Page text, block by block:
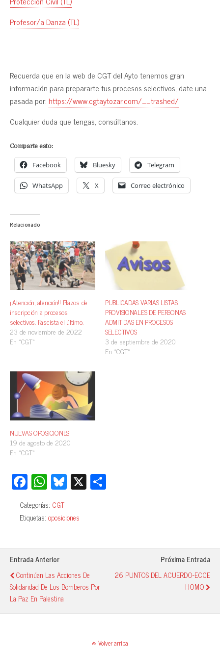
Profesor/a Danza (TL)
Recuerda que en la web de CGT del Ayto tenemos gran
información para prepararte tus procesos selectivos, date una
pasada por: https://www.cgtaytozar.com/__trashed/
Cualquier duda que tengas, consúltanos.
Comparte esto:
Facebook Bluesky Telegram
WhatsApp X Correo electrónico
Relacionado
¡¡Atención, atención!! Plazos de
inscripción a procesos
selectivos. Fascista el último.
23 de noviembre de 2022
En «CGT»
PUBLICADAS VARIAS LISTAS
PROVISIONALES DE PERSONAS
ADMITIDAS EN PROCESOS
SELECTIVOS
3 de septiembre de 2020
En «CGT»
NUEVAS OPOSICIONES
19 de agosto de 2020
En «CGT»
Fa
ce
bo
ok
W
ha
ts
A
pp
Bl
ue
sk
y
X
rti
Categorías: CGT
Etiquetas: oposiciones
Entrada Anterior
Continúan Las Acciones De
Solidaridad De Los Bomberos Por
La Paz En Palestina
Próxima Entrada
26 PUNTOS DEL ACUERDO-ECCE
HOMO
Volver arriba